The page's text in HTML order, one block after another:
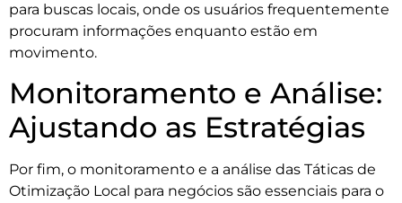
para buscas locais, onde os usuários frequentemente
procuram informações enquanto estão em
movimento.
Monitoramento e Análise:
Ajustando as Estratégias
Por fim, o monitoramento e a análise das Táticas de
Otimização Local para negócios são essenciais para o